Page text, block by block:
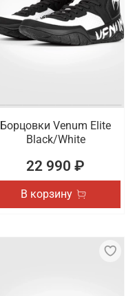
Борцовки Venum Elite
Black/White
22 990 ₽
В корзину